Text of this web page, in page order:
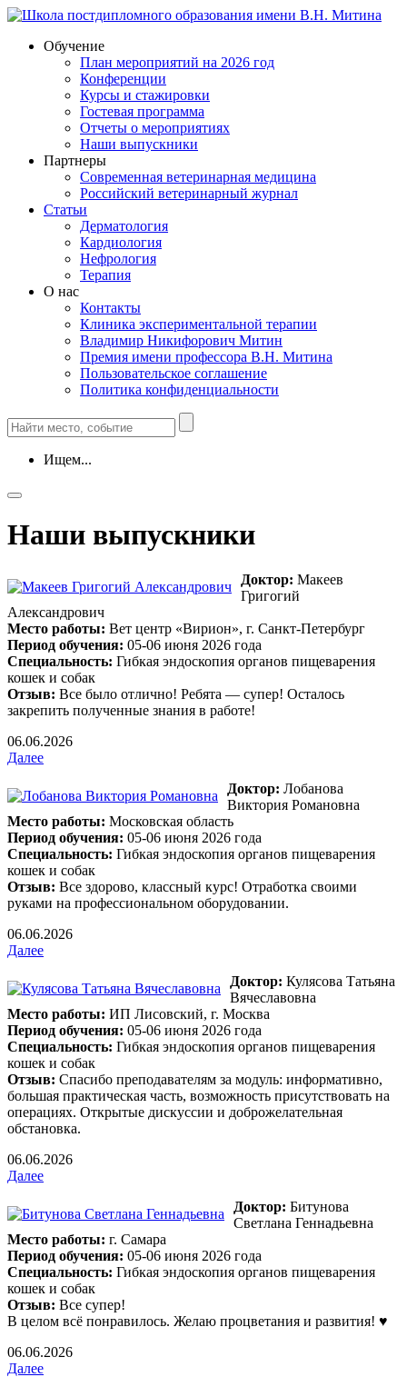
Обучение
План мероприятий на 2026 год
Конференции
Курсы и стажировки
Гостевая программа
Отчеты о мероприятиях
Наши выпускники
Партнеры
Современная ветеринарная медицина
Российский ветеринарный журнал
Статьи
Дерматология
Кардиология
Нефрология
Терапия
О нас
Контакты
Клиника экспериментальной терапии
Владимир Никифорович Митин
Премия имени профессора В.Н. Митина
Пользовательское соглашение
Политика конфиденциальности
Ищем...
Наши выпускники
Доктор: Макеев
Григогий
Александрович
Место работы: Вет центр «Вирион», г. Санкт-Петербург
Период обучения: 05-06 июня 2026 года
Специальность: Гибкая эндоскопия органов пищеварения
кошек и собак
Отзыв: Все было отлично! Ребята — супер! Осталось
закрепить полученные знания в работе!
06.06.2026
Далее
Доктор: Лобанова
Виктория Романовна
Место работы: Московская область
Период обучения: 05-06 июня 2026 года
Специальность: Гибкая эндоскопия органов пищеварения
кошек и собак
Отзыв: Все здорово, классный курс! Отработка своими
руками на профессиональном оборудовании.
06.06.2026
Далее
Доктор: Кулясова Татьяна
Вячеславовна
Место работы: ИП Лисовский, г. Москва
Период обучения: 05-06 июня 2026 года
Специальность: Гибкая эндоскопия органов пищеварения
кошек и собак
Отзыв: Спасибо преподавателям за модуль: информативно,
большая практическая часть, возможность присутствовать на
операциях. Открытые дискуссии и доброжелательная
обстановка.
06.06.2026
Далее
Доктор: Битунова
Светлана Геннадьевна
Место работы: г. Самара
Период обучения: 05-06 июня 2026 года
Специальность: Гибкая эндоскопия органов пищеварения
кошек и собак
Отзыв: Все супер!
В целом всё понравилось. Желаю процветания и развития! ♥
06.06.2026
Далее